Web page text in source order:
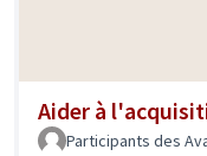
Aider à
Participants des